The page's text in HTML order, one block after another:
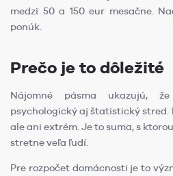
medzi 50 a 150 eur mesačne.
ponúk.
Prečo je to dôležité
Nájomné pásma ukazujú,
psychologický aj štatistický stred.
ale ani extrém. Je to suma, s
stretne veľa ľudí.
Pre rozpočet domácnosti je to